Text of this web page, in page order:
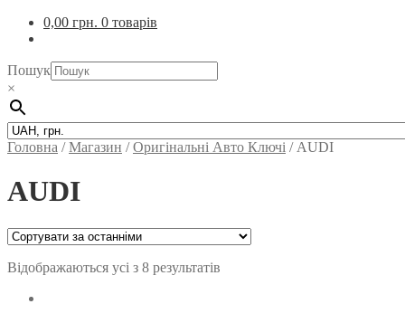
0,00 грн. 0 товарів
Пошук
×
Головна /Магазин /Оригінальні Авто Ключі / AUDI
AUDI
Відображаються усі з 8 результатів